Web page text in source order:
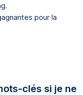
pour la
clés si je ne